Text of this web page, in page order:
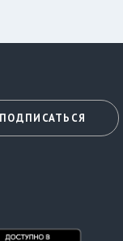
ПОДПИСАТЬСЯ